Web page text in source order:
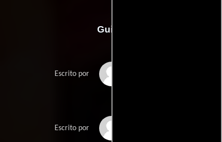
Guión
Escrito por
Escrito por